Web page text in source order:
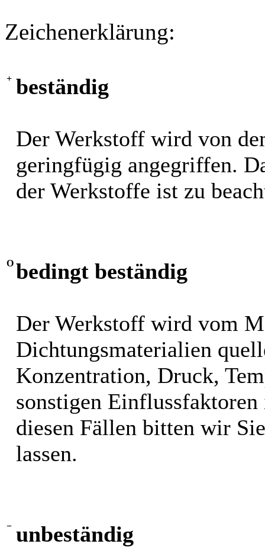
Zeichenerklärung:
+ beständig
Der Werkstoff wird von
geringfügig angegriffen.
der Werkstoffe ist zu
O bedingt beständig
Der Werkstoff wird vom
Dichtungsmaterialien
Konzentration, Druck,
sonstigen
diesen Fällen bitten wir
lassen.
− unbeständig